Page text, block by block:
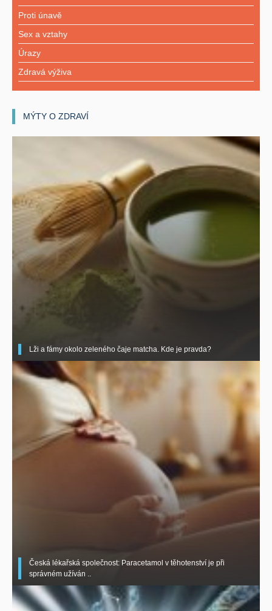
Proti únavě
Sex a vztahy
Úrazy
Zdravá výživa
MÝTY O ZDRAVÍ
Lži a fámy okolo zeleného čaje matcha. Kde je pravda?
Česká lékařská společnost: Paracetamol v těhotenství je při
správném užíván ..